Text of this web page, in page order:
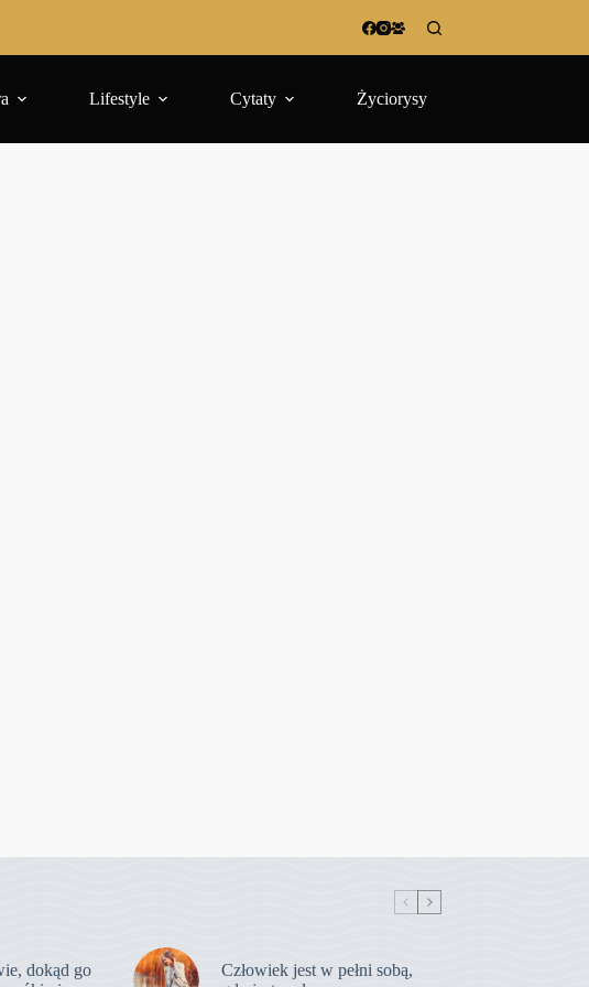
Lifestyle Cytaty Życiorysy
dokąd go
Człowiek jest w pełni sobą,